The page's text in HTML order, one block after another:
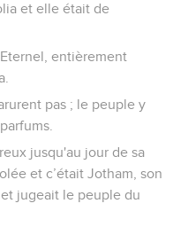
et elle était de
entièrement
pas ; le peuple y
jusqu'au jour de sa
et c’était Jotham, son
jugeait le peuple du